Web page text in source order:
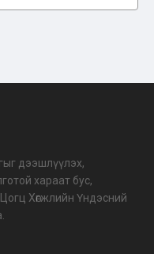
дээшлүүлэх,
хараат бус,
Хөгжлийн Үндэсний